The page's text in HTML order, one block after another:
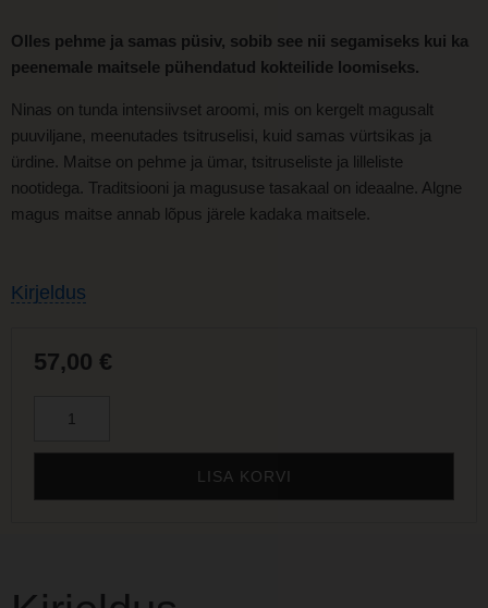
Olles pehme ja samas püsiv, sobib see nii segamiseks kui ka
peenemale maitsele pühendatud kokteilide loomiseks.
Ninas on tunda intensiivset aroomi, mis on kergelt magusalt
puuviljane, meenutades tsitruselisi, kuid samas vürtsikas ja
ürdine. Maitse on pehme ja ümar, tsitruseliste ja lilleliste
nootidega. Traditsiooni ja magususe tasakaal on ideaalne. Algne
magus maitse annab lõpus järele kadaka maitsele.
Kirjeldus
57,00 €
LISA KORVI